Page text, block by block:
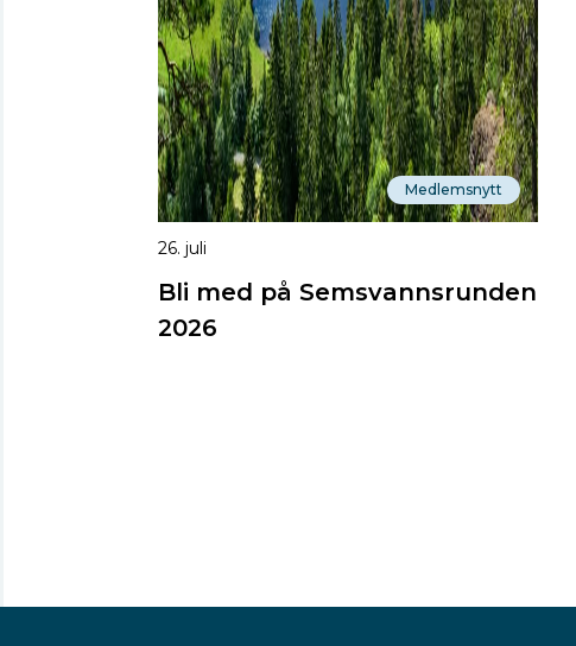
Medlemsnytt
26. juli
Bli med på Semsvannsrunden
2026